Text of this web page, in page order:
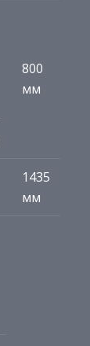
800
мм
1435
мм